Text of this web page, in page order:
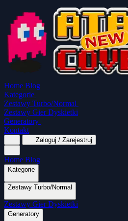
Home Blog
Kategorie
Zestawy Turbo/Normal
Zestawy Gier Dyskietki
Generatory
Kontakt
Zaloguj / Zarejestruj
Home Blog
Kategorie
Wszystkie kategorie
Zestawy Turbo/Normal
MapaSoft Turbo ROM SparkTurbo 2000
Mina Grubcio Normal
Zestawy Gier Dyskietki
Generatory